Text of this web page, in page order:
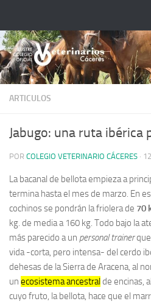
ARTICULOS
Jabugo: una ruta ibérica
POR COLEGIO VETERINARIO CÁCERES ·
La bacanal de bellota empieza a
termina hasta el mes de marzo. En
cochinos se pondrán la friolera de 70
kg. de media a 160 kg. Todo bajo la
más parecido a un personal trainerque
vida -corta, pero intensa- del cerdo
dehesas de la Sierra de Aracena, al
un ecosistema ancestralde encinas,
cuyo fruto, la bellota, hace que el